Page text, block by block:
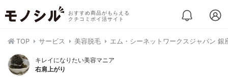
おすすめ商品がもらえる
クチコミポイ活サイト
TOP サービス 美容脱毛 エム・シーネットワークスジャパン 銀
キレイになりたい美容マニア
右肩上がり